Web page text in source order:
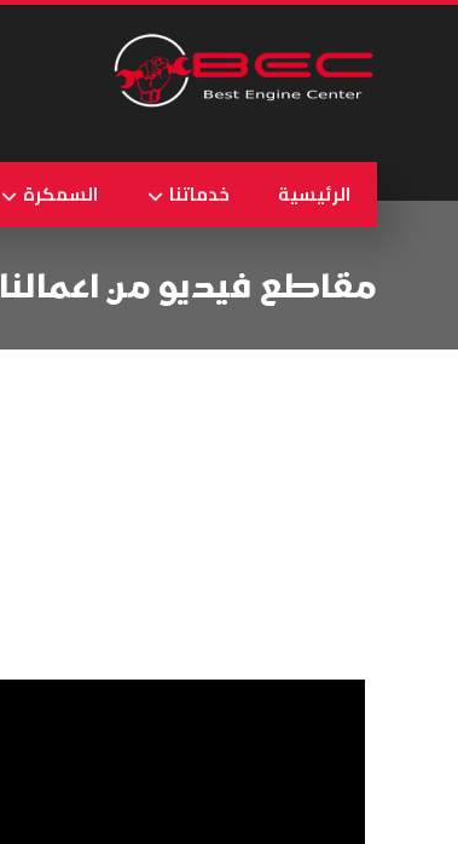
الرئيسية خدماتنا السمكرة
مقاطع فيديو من اعمالنا